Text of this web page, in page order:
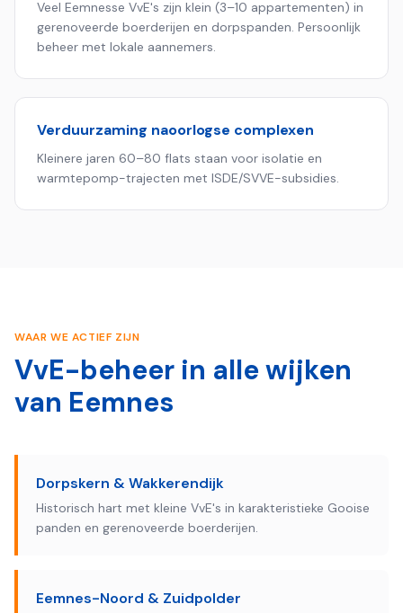
Veel Eemnesse VvE's zijn klein (3–10 appartementen) in
gerenoveerde boerderijen en dorpspanden. Persoonlijk
beheer met lokale aannemers.
Verduurzaming naoorlogse complexen
Kleinere jaren 60–80 flats staan voor isolatie en
warmtepomp-trajecten met ISDE/SVVE-subsidies.
WAAR WE ACTIEF ZIJN
VvE-beheer in alle wijken
van Eemnes
Dorpskern & Wakkerendijk
Historisch hart met kleine VvE's in karakteristieke Gooise
panden en gerenoveerde boerderijen.
Eemnes-Noord & Zuidpolder